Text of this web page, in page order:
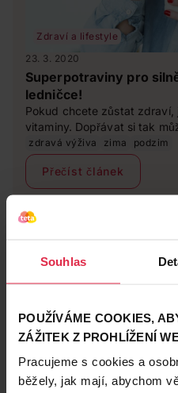
Souhlas
POUŽÍVÁME COOKIES,
ZÁŽITEK Z PROHLÍŽENÍ
Pracujeme s cookies a
běžely, jak mají, abychom
Zdraví a lifestyle
23. 3. 2020
Superpotraviny pro
ledničce!
Pokud chcete zůstat
vitaminy. Dopřávat si tak
rafinované doplňky stravy.
posílí vaši imunitu najdete i
zdravá výživa zima podzim
Přečíst článek